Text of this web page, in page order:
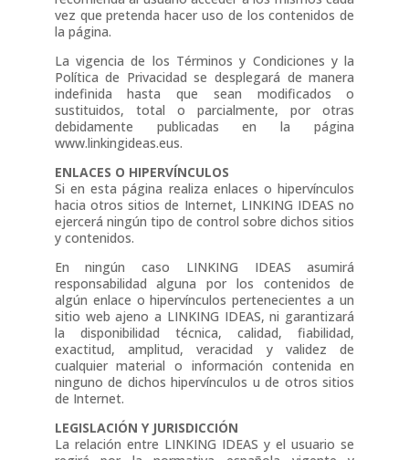
vez que pretenda hacer uso de los contenidos de
la página.
La vigencia de los Términos y Condiciones y la
Política de Privacidad se desplegará de manera
indefinida hasta que sean modificados o
sustituidos, total o parcialmente, por otras
debidamente publicadas en la página
www.linkingideas.eus.
ENLACES O HIPERVÍNCULOS
Si en esta página realiza enlaces o hipervínculos
hacia otros sitios de Internet, LINKING IDEAS no
ejercerá ningún tipo de control sobre dichos sitios
y contenidos.
En ningún caso LINKING IDEAS asumirá
responsabilidad alguna por los contenidos de
algún enlace o hipervínculos pertenecientes a un
sitio web ajeno a LINKING IDEAS, ni garantizará
la disponibilidad técnica, calidad, fiabilidad,
exactitud, amplitud, veracidad y validez de
cualquier material o información contenida en
ninguno de dichos hipervínculos u de otros sitios
de Internet.
LEGISLACIÓN Y JURISDICCIÓN
La relación entre LINKING IDEAS y el usuario se